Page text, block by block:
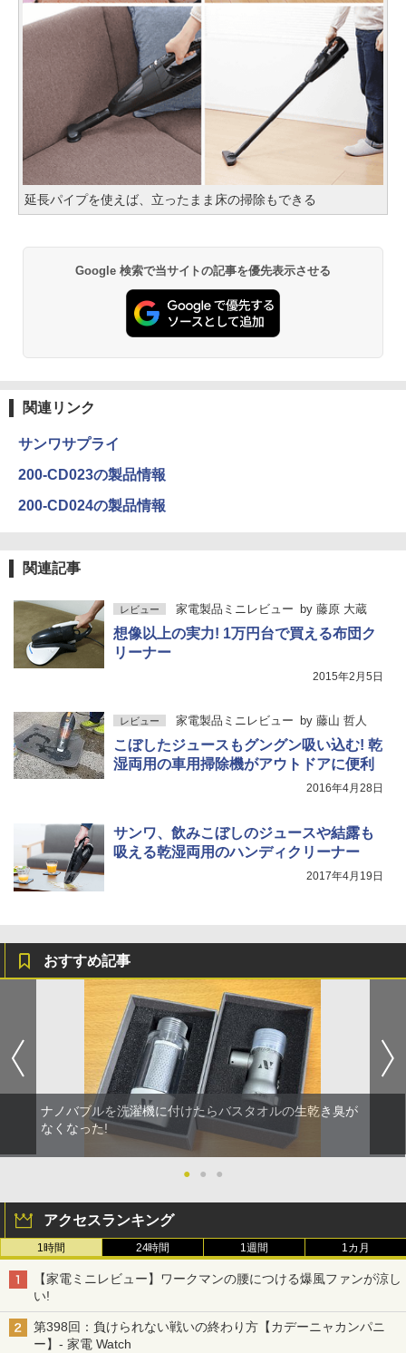
延長パイプを使えば、立ったまま床の掃除もできる
Google 検索で当サイトの記事を優先表示させる
関連リンク
サンワサプライ
200-CD023の製品情報
200-CD024の製品情報
関連記事
レビュー 家電製品ミニレビュー by 藤原 大蔵
想像以上の実力! 1万円台で買える布団ク
リーナー
2015年2月5日
レビュー 家電製品ミニレビュー by 藤山 哲人
こぼしたジュースもグングン吸い込む! 乾
湿両用の車用掃除機がアウトドアに便利
2016年4月28日
サンワ、飲みこぼしのジュースや結露も
吸える乾湿両用のハンディクリーナー
2017年4月19日
おすすめ記事
ナノバブルを洗濯機に付けたらバスタオルの生乾き臭が
なくなった!
● ● ●
アクセスランキング
1時間 24時間 1週間 1カ月
【家電ミニレビュー】ワークマンの腰につける爆風ファンが涼し
い!
第398回：負けられない戦いの終わり方【カデーニャカンパニ
ー】- 家電 Watch